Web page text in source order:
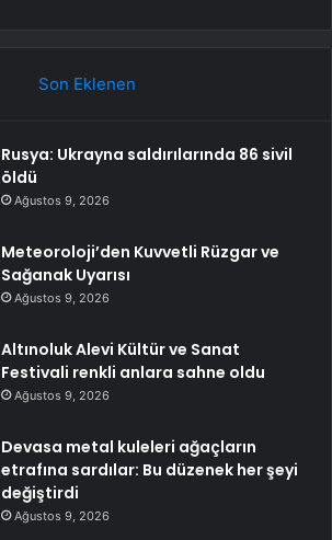
Son Eklenen
Rusya: Ukrayna saldırılarında 86 sivil
öldü
Ağustos 9, 2026
Meteoroloji’den Kuvvetli Rüzgar ve
Sağanak Uyarısı
Ağustos 9, 2026
Altınoluk Alevi Kültür ve Sanat
Festivali renkli anlara sahne oldu
Ağustos 9, 2026
Devasa metal kuleleri ağaçların
etrafına sardılar: Bu düzenek her şeyi
değiştirdi
Ağustos 9, 2026